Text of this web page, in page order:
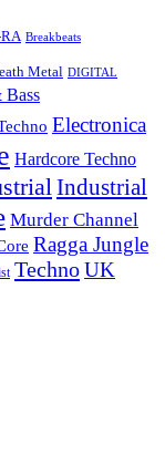
Breakbeats
Metal DIGITAL
Electronica
Hardcore Techno
Industrial
Murder Channel
Ragga Jungle
TechnoUK